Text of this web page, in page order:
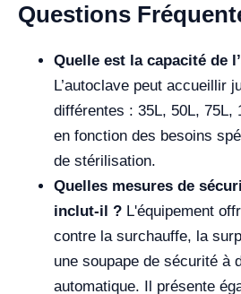
Questions
Quelle est la capacité de
L’autoclave peut accueillir
différentes : 35L, 50L, 75L,
en fonction des besoins
de stérilisation.
Quelles mesures de
inclut-il ? L'équipement
contre la surchauffe, la
une soupape de sécurité à
automatique. Il présente